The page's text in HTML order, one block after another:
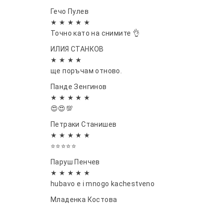
Гечо Пулев
★ ★ ★ ★ ★
Точно като на снимите 👌
ИЛИЯ СТАНКОВ
★ ★ ★ ★
ще поръчам отново.
Панде Зенгинов
★ ★ ★ ★ ★
😍😍💯
Петраки Станишев
★ ★ ★ ★ ★
⭐⭐⭐⭐⭐
Паруш Пенчев
★ ★ ★ ★ ★
hubavo e i mnogo kachestveno
Младенка Костова